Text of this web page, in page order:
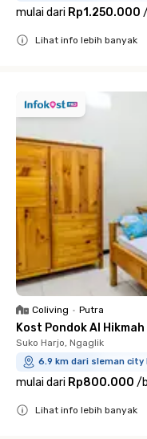
mulai dari Rp1.250.000 /
Lihat info lebih banyak
Coliving • Putra
Kost Pondok Al
Suko Harjo, Ngaglik
6.9 km dari sleman city
mulai dari Rp800.000 /
Lihat info lebih banyak